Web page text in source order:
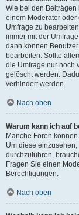
Wie bei den Beiträgen
einem Moderator oder
Umfrage zu
immer mit der
dann können
bearbeiten. Sollte
die Umfrage nur noch
gelöscht werden.
verhindert werden.
Nach oben
Warum kann ich auf
Manche Foren
Um diese
durchzuführen,
Fragen Sie einen
Berechtigungen.
Nach oben